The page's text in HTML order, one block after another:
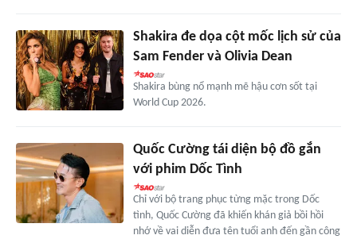
Shakira đe dọa cột mốc lịch sử của
Sam Fender và Olivia Dean
Shakira bùng nổ mạnh mẽ hậu cơn sốt tại
World Cup 2026.
Quốc Cường tái diện bộ đồ gắn
với phim Dốc Tình
Chỉ với bộ trang phục từng mặc trong Dốc
tình, Quốc Cường đã khiến khán giả bồi hồi
nhớ về vai diễn đưa tên tuổi anh đến gần công